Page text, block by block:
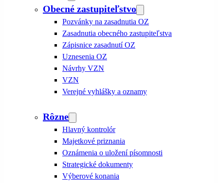
Obecné zastupiteľstvo
Pozvánky na zasadnutia OZ
Zasadnutia obecného zastupiteľstva
Zápisnice zasadnutí OZ
Uznesenia OZ
Návrhy VZN
VZN
Verejné vyhlášky a oznamy
Rôzne
Hlavný kontrolór
Majetkové priznania
Oznámenia o uložení písomnosti
Strategické dokumenty
Výberové konania